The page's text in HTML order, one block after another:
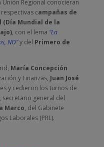
Regional conocieran
campañas de
(Día Mundial de la
, con el lema “La
NO”y del Primero de
María Concepción
y Finanzas, Juan José
y cedieron los turnos de
, secretario general del
Marco, del Gabinete
Laborales (PRL).